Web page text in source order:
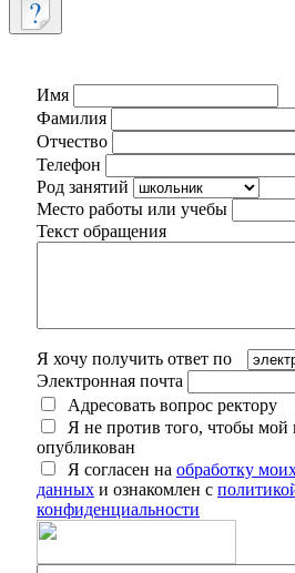
Имя
Фамилия
Отчество
Телефон
Род занятий
Место работы или учебы
Текст обращения
Я хочу получить ответ по
Электронная почта
Адресовать вопрос ректору
Я не против того, чтобы мой
опубликован
Я согласен на обработку
данных и ознакомлен с
конфиденциальности